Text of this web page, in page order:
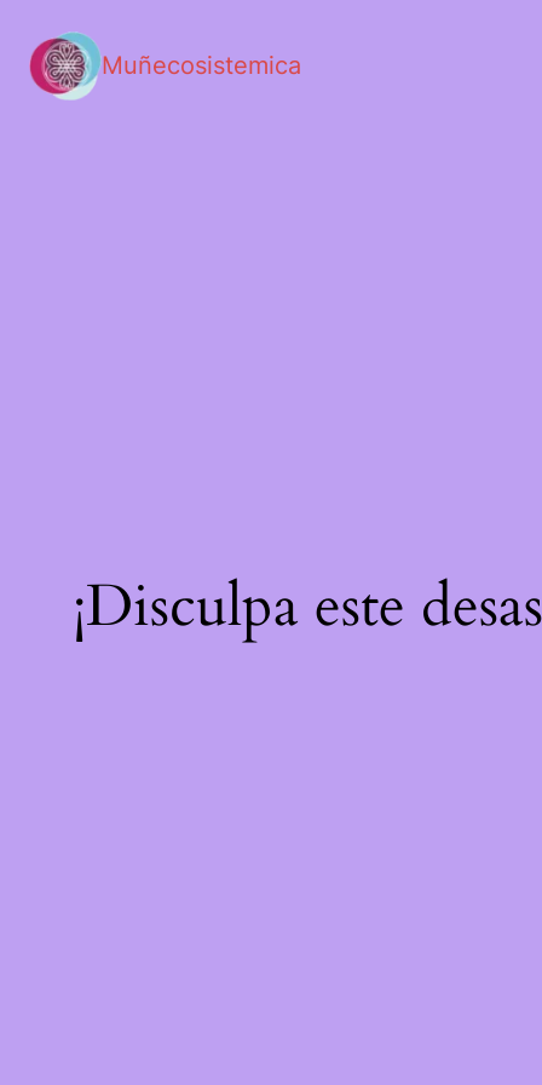
Muñecosistemica
¡Disculpa este